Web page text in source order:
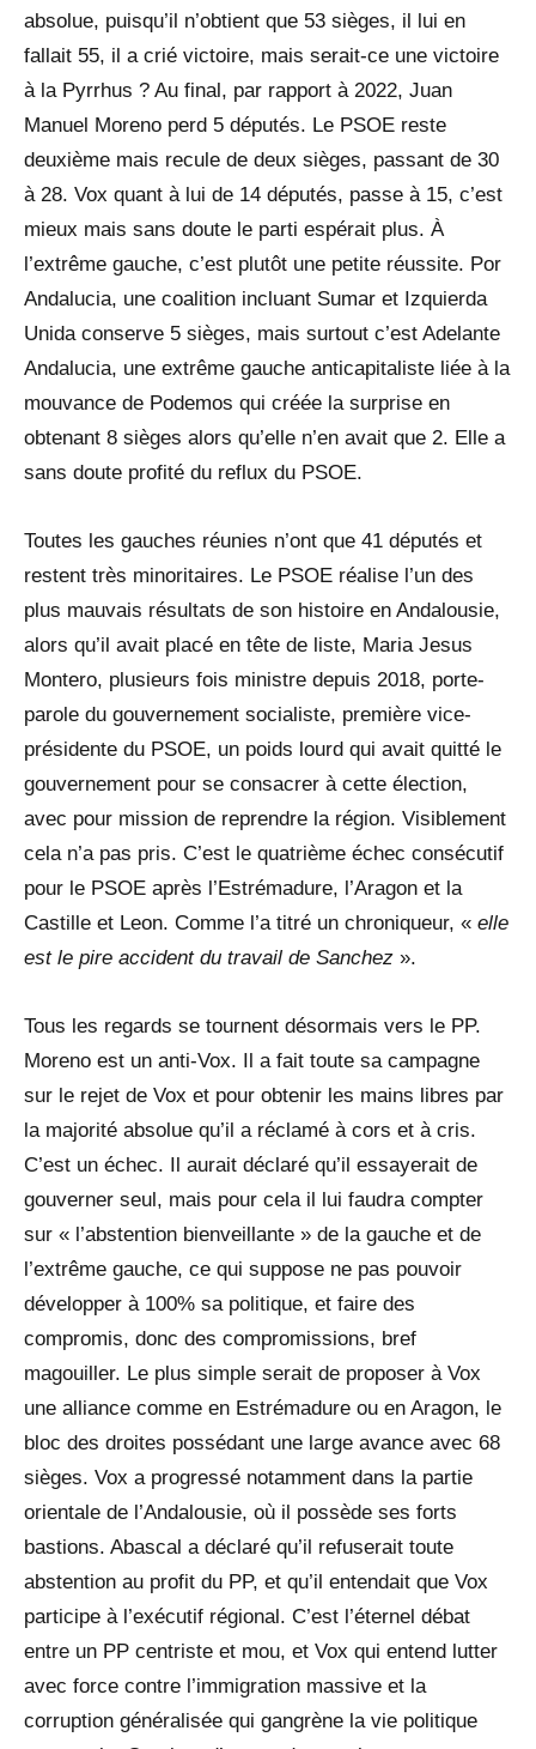
absolue, puisqu’il n’obtient que 53 sièges, il lui en
fallait 55, il a crié victoire, mais serait-ce une victoire
à la Pyrrhus ? Au final, par rapport à 2022, Juan
Manuel Moreno perd 5 députés. Le PSOE reste
deuxième mais recule de deux sièges, passant de 30
à 28. Vox quant à lui de 14 députés, passe à 15, c’est
mieux mais sans doute le parti espérait plus. À
l’extrême gauche, c’est plutôt une petite réussite. Por
Andalucia, une coalition incluant Sumar et Izquierda
Unida conserve 5 sièges, mais surtout c’est Adelante
Andalucia, une extrême gauche anticapitaliste liée à la
mouvance de Podemos qui créée la surprise en
obtenant 8 sièges alors qu’elle n’en avait que 2. Elle a
sans doute profité du reflux du PSOE.
Toutes les gauches réunies n’ont que 41 députés et
restent très minoritaires. Le PSOE réalise l’un des
plus mauvais résultats de son histoire en Andalousie,
alors qu’il avait placé en tête de liste, Maria Jesus
Montero, plusieurs fois ministre depuis 2018, porte-
parole du gouvernement socialiste, première vice-
présidente du PSOE, un poids lourd qui avait quitté le
gouvernement pour se consacrer à cette élection,
avec pour mission de reprendre la région. Visiblement
cela n’a pas pris. C’est le quatrième échec consécutif
pour le PSOE après l’Estrémadure, l’Aragon et la
Castille et Leon. Comme l’a titré un chroniqueur, « elle
est le pire accident du travail de Sanchez ».
Tous les regards se tournent désormais vers le PP.
Moreno est un anti-Vox. Il a fait toute sa campagne
sur le rejet de Vox et pour obtenir les mains libres par
la majorité absolue qu’il a réclamé à cors et à cris.
C’est un échec. Il aurait déclaré qu’il essayerait de
gouverner seul, mais pour cela il lui faudra compter
sur « l’abstention bienveillante » de la gauche et de
l’extrême gauche, ce qui suppose ne pas pouvoir
développer à 100% sa politique, et faire des
compromis, donc des compromissions, bref
magouiller. Le plus simple serait de proposer à Vox
une alliance comme en Estrémadure ou en Aragon, le
bloc des droites possédant une large avance avec 68
sièges. Vox a progressé notamment dans la partie
orientale de l’Andalousie, où il possède ses forts
bastions. Abascal a déclaré qu’il refuserait toute
abstention au profit du PP, et qu’il entendait que Vox
participe à l’exécutif régional. C’est l’éternel débat
entre un PP centriste et mou, et Vox qui entend lutter
avec force contre l’immigration massive et la
corruption généralisée qui gangrène la vie politique